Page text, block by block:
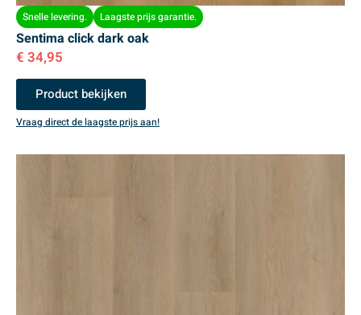
Snelle levering. Laagste prijs garantie.
Sentima click dark oak
€ 34,95
Product bekijken
Vraag direct de laagste prijs aan!